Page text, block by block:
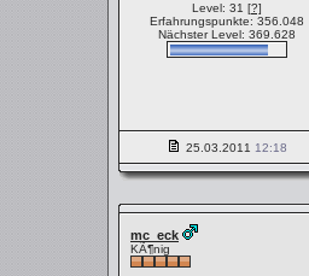
Level: 31 [?]
Erfahrungspunkte: 356.048
Nächster Level: 369.628
25.03.2011 12:18
mc_eck
KÃ¶nig